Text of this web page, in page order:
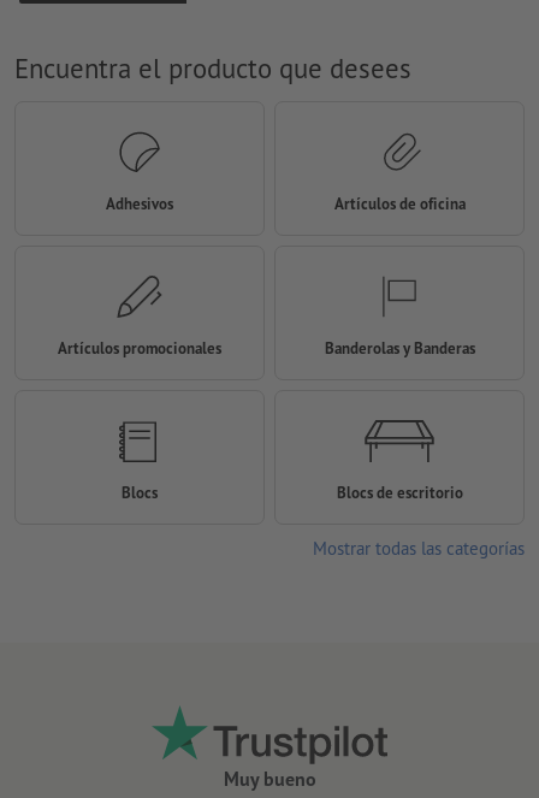
Muy bueno
Encuentra el producto que desees
Adhesivos Artículos de oficina
Artículos promocionales Banderolas y Banderas
Blocs Blocs de escritorio
Mostrar todas las categorías